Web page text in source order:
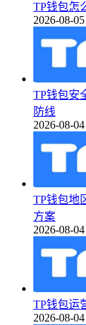
TP钱包怎
2026-08-
TP钱包安
防线
2026-08-
TP钱包地
方案
2026-08-
TP钱包运
2026-08-